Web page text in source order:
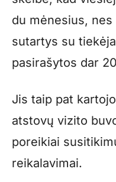
du mėnesius, nes
sutartys su
pasirašytos dar
Jis taip pat
atstovų vizito
poreikiai
reikalavimai.